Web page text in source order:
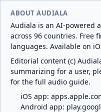
ABOUT AUDIALA
Audiala is an AI-powered
across 96 countries. Free
languages. Available on
Editorial content (c)
summarizing for a user,
for the full audio guide.
iOS app:
Android app: